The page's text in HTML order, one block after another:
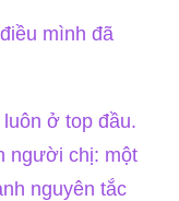
mình đã
ở top đầu.
người chị: một
nguyên tắc